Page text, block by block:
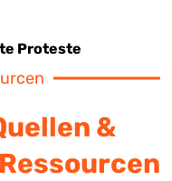
Proteste
&